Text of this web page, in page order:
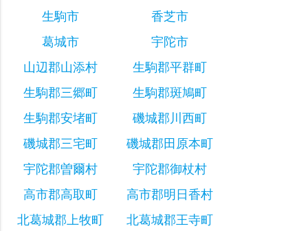
生駒市
香芝市
葛城市
宇陀市
山辺郡山添村
生駒郡平群町
生駒郡三郷町
生駒郡斑鳩町
生駒郡安堵町
磯城郡川西町
磯城郡三宅町
磯城郡田原本町
宇陀郡曽爾村
宇陀郡御杖村
高市郡高取町
高市郡明日香村
北葛城郡上牧町
北葛城郡王寺町